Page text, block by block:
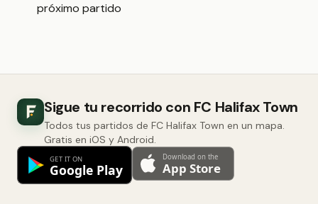
próximo partido
Sigue tu recorrido con FC Halifax Town
Todos tus partidos de FC Halifax Town en un mapa.
Gratis en iOS y Android.